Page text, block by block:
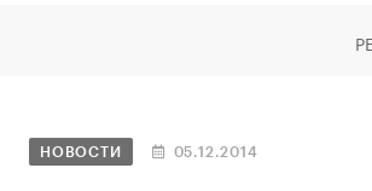
НОВОСТИ 05.12.2014